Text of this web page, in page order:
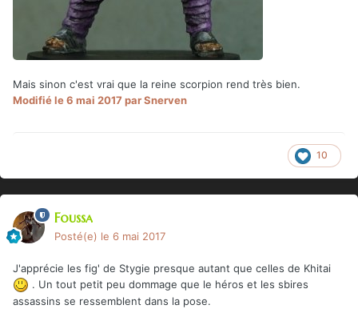
Mais sinon c'est vrai que la reine scorpion rend très bien.
Modifiéle 6 mai 2017 par Snerven
10
Foussa
Posté(e) le 6 mai 2017
J'apprécie les fig' de Stygie presque autant que celles de Khitai
. Un tout petit peu dommage que le héros et les sbires
assassins se ressemblent dans la pose.